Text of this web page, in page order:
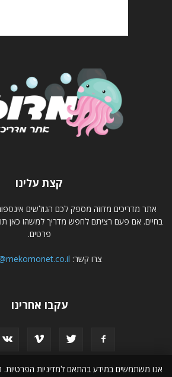
קצת עלינו
אתר מדריכים מדוזה מספק לכם הגולשים
בחיים. אם פעם רציתם לחפש מדריך למשהו כאן
פרטים.
צרו קשר:
עקבו אחרינו
אנו משתמשים במידע בהתאם למדיניות